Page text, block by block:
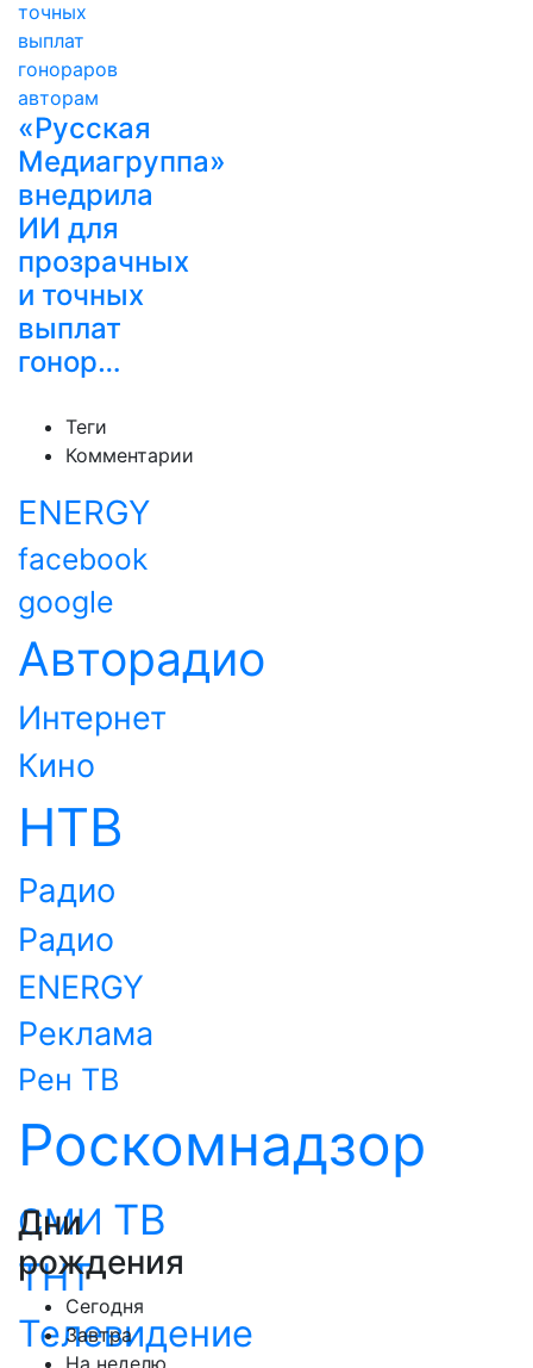
«Русская
Медиагруппа»
внедрила
ИИ для
прозрачных
и точных
выплат
гонор…
Теги
Комментарии
ENERGY
facebook
google
Авторадио
Интернет
Кино
НТВ
Радио
Радио
ENERGY
Реклама
Рен ТВ
Роскомнадзор
СМИ ТВ
ТНТ
Телевидение
Дни
рождения
Сегодня
Завтра
На неделю